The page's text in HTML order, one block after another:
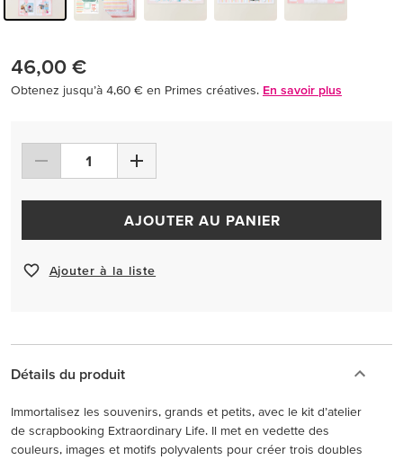
46,00 €
Obtenez jusqu’à 4,60 € en Primes créatives. En savoir plus
AJOUTER AU PANIER
Ajouter à la liste
Détails du produit
Immortalisez les souvenirs, grands et petits, avec le kit d’atelier
de scrapbooking Extraordinary Life. Il met en vedette des
couleurs, images et motifs polyvalents pour créer trois doubles